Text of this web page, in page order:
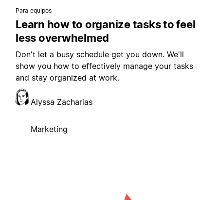
Para equipos
Learn how to organize tasks to feel
less overwhelmed
Don't let a busy schedule get you down. We'll
show you how to effectively manage your tasks
and stay organized at work.
Alyssa Zacharias
Marketing